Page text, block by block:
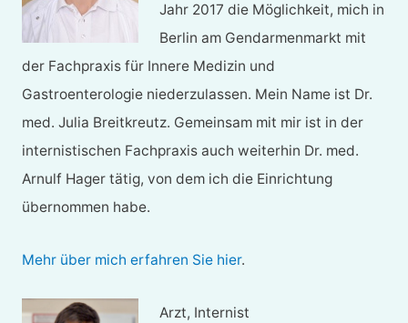
Jahr 2017 die Möglichkeit, mich in
Berlin am Gendarmenmarkt mit
der Fachpraxis für Innere Medizin und
Gastroenterologie niederzulassen. Mein Name ist Dr.
med. Julia Breitkreutz. Gemeinsam mit mir ist in der
internistischen Fachpraxis auch weiterhin Dr. med.
Arnulf Hager tätig, von dem ich die Einrichtung
übernommen habe.
Mehr über mich erfahren Sie hier.
Arzt, Internist